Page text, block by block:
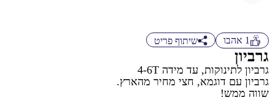
1 אהבו שיתוף פריט
גרביון
גרביון לתינוקות, עד מידה 4-6T
גרביון עם דוגמא, חצי מחיר מהארץ.
שווה ממש!